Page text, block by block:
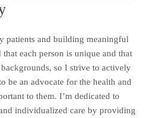
patients and building meaningful
each person is unique and that
so I strive to actively
be an advocate for the health and
to them. I’m dedicated to
individualized care by providing